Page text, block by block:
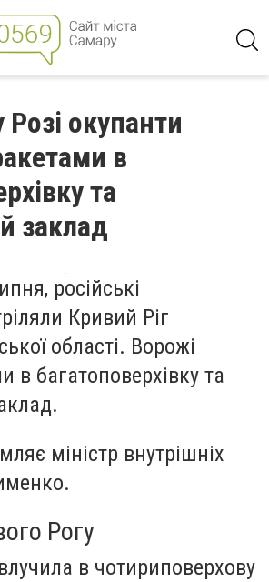
окупанти
в
та
заклад
російські
Кривий Ріг
області. Ворожі
в багатоповерхівку та
міністр внутрішніх
Рогу
в чотириповерхову